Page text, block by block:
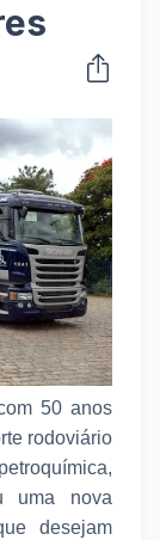
50 anos
rodoviário
uma nova
desejam